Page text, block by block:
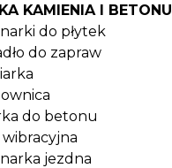
KAMIENIA I BETONU
do płytek
do zapraw
do betonu
wibracyjna
jezdna